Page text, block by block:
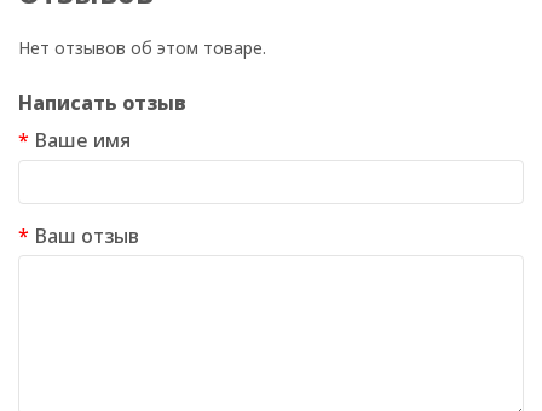
Нет отзывов об этом товаре.
Написать отзыв
Ваше имя
Ваш отзыв